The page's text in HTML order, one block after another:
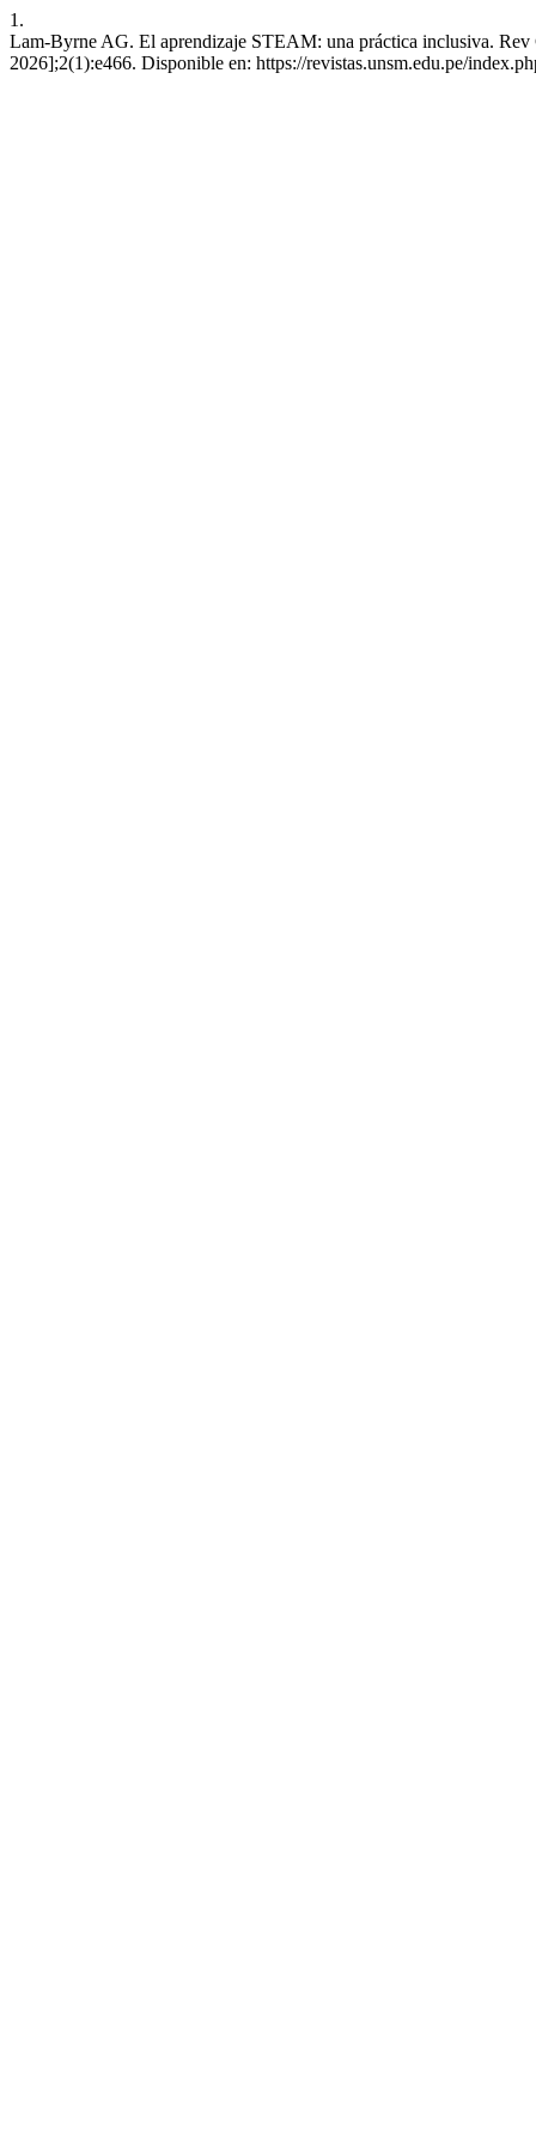
1.
Lam-Byrne AG. El aprendizaje STEAM: una práctica inclusiva.
2026];2(1):e466. Disponible en: https://revistas.unsm.edu.pe/